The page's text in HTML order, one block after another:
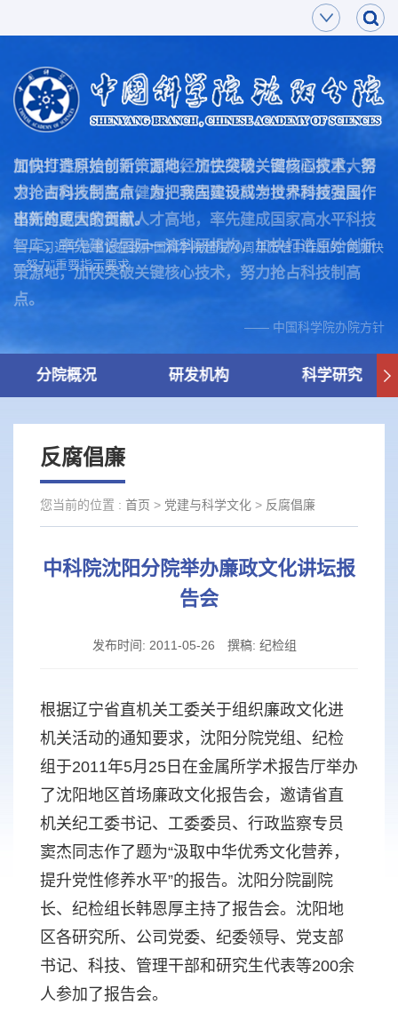
面向世界科技前沿，面向经济主战场，面向国家重大需
求，面向人民生命健康，率先实现科学技术跨越发展，
率先建成国家创新人才高地，率先建成国家高水平科技
智库，率先建设国际一流科研机构，加快打造原始创新
策源地，加快突破关键核心技术，努力抢占科技制高
点。
—— 中国科学院办院方针
加快打造原始创新策源地，加快突破关键核心技术，努
力抢占科技制高点，为把我国建设成为世界科技强国作
出新的更大的贡献。
—— 习近平总书记在致中国科学院建院70周年贺信中作出的“两加快
一努力”重要指示要求
分院概况 研发机构 科学研究
反腐倡廉
您当前的位置 : 首页 > 党建与科学文化 > 反腐倡廉
中科院沈阳分院举办廉政文化讲坛报
告会
发布时间: 2011-05-26 撰稿: 纪检组
根据辽宁省直机关工委关于组织廉政文化进
机关活动的通知要求，沈阳分院党组、纪检
组于2011年5月25日在金属所学术报告厅举办
了沈阳地区首场廉政文化报告会，邀请省直
机关纪工委书记、工委委员、行政监察专员
窦杰同志作了题为“汲取中华优秀文化营养，
提升党性修养水平”的报告。沈阳分院副院
长、纪检组长韩恩厚主持了报告会。沈阳地
区各研究所、公司党委、纪委领导、党支部
书记、科技、管理干部和研究生代表等200余
人参加了报告会。